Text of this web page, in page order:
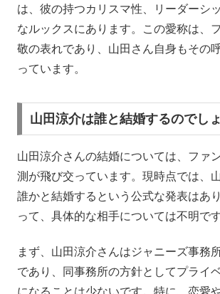
は、彼の持つカリスマ性、リーダーシ
なルックスにあります。この愛称は、
敬の表れであり、山田さん自身もその
っています。
山田涼介は誰と結婚するのでし
山田涼介さんの結婚については、ファ
測が飛び交っています。現時点では、
誰かと結婚するという公式な発表はあ
って、具体的な相手については不明です
まず、山田涼介さんはジャニーズ事務
であり、同事務所の方針としてプライ